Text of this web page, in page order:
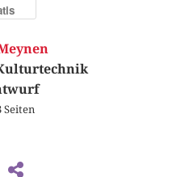
Seiten